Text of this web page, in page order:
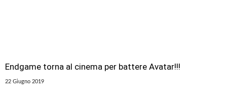
Endgame torna al cinema per battere Avatar!!!
22 Giugno 2019